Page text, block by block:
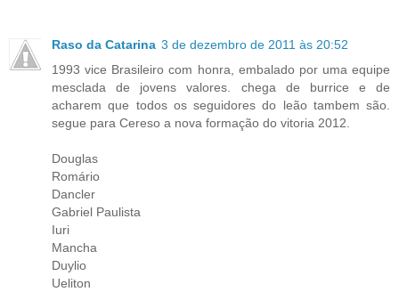
Raso da Catarina 3 de dezembro de 2011 às 20:52
1993 vice Brasileiro com honra, embalado por uma equipe
mesclada de jovens valores. chega de burrice e de
acharem que todos os seguidores do leão tambem são.
segue para Cereso a nova formação do vitoria 2012.
Douglas
Romário
Dancler
Gabriel Paulista
Iuri
Mancha
Duylio
Ueliton